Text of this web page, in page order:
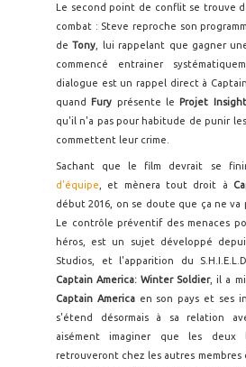
Le second point de conflit se trouve
combat : Steve reproche son
deTony , lui rappelant que gagner
commencé entrainer
dialogue est un rappel direct à
quand Fury présente le Projet Insight
qu'il n'a pas pour habitude de punir
commettent leur crime.
Sachant que le film devrait se
d'équipe , et mènera tout droit à
début 2016, on se doute que ça ne va
Le contrôle préventif des menaces
héros, est un sujet développé
Studios, et l'apparition du
Captain America: Winter Soldier, il a
Captain America en son pays et ses
s'étend désormais à sa relation
aisément imaginer que les deux
retrouveront chez les autres